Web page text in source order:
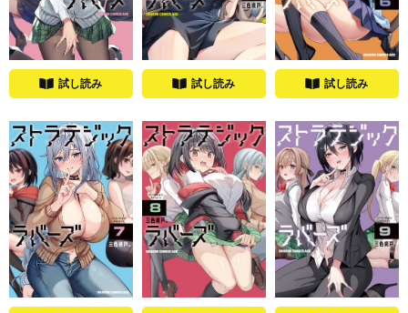
試し読み 試し読み 試し読み